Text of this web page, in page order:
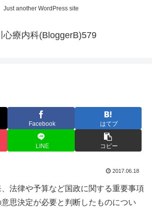
Just another WordPress site
心療内科(BloggerB)579
Facebook はてブ
LINE コピー
2017.06.18
法律や予算など国政に関する重要事項
思決定が必要と判断したものについ